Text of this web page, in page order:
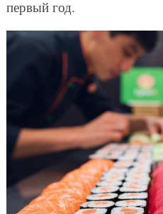
первый год.